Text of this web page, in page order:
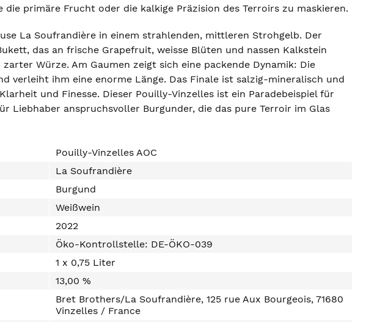
primäre Frucht oder die kalkige Präzision des Terroirs zu maskieren.
La Soufrandière in einem strahlenden, mittleren Strohgelb. Der
das an frische Grapefruit, weisse Blüten und nassen Kalkstein
Würze. Am Gaumen zeigt sich eine packende Dynamik: Die
verleiht ihm eine enorme Länge. Das Finale ist salzig-mineralisch und
und Finesse. Dieser Pouilly-Vinzelles ist ein Paradebeispiel für
Liebhaber anspruchsvoller Burgunder, die das pure Terroir im Glas
Pouilly-Vinzelles AOC
La Soufrandière
Burgund
Weißwein
2022
Öko-Kontrollstelle: DE-ÖKO-039
1 x 0,75 Liter
13,00 %
Bret Brothers/La Soufrandière, 125 rue Aux Bourgeois, 71680
Vinzelles / France